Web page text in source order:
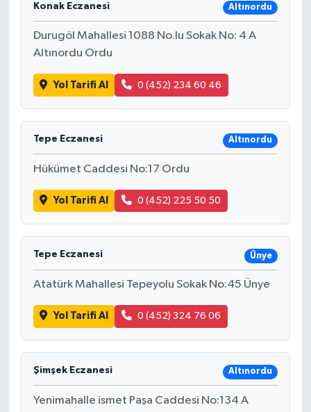
Konak Eczanesi Altınordu
Durugöl Mahallesi 1088 No.lu Sokak No: 4 A
Altınordu Ordu
Yol Tarifi Al 0 (452) 234 60 46
Tepe Eczanesi Altınordu
Hükümet Caddesi No:17 Ordu
Yol Tarifi Al 0 (452) 225 50 50
Tepe Eczanesi Ünye
Atatürk Mahallesi Tepeyolu Sokak No:45 Ünye
Yol Tarifi Al 0 (452) 324 76 06
Şimşek Eczanesi Altınordu
Yenimahalle ismet Paşa Caddesi No:134 A